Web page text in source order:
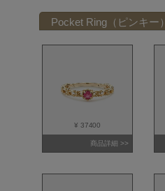
Pocket Ring（ピンキー）
¥ 37400
商品詳細 >>